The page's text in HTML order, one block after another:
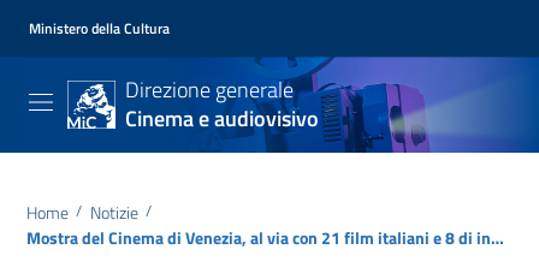
Ministero della Cultura
Direzione generale
Cinema e audiovisivo
Home / Notizie /
Mostra del Cinema di Venezia, al via con 21 film italiani e 8 di interesse culturale. Amelio, Dante e Rosi per il Leone d’Oro. Artale, Rossetto e Segre in Orizzonti